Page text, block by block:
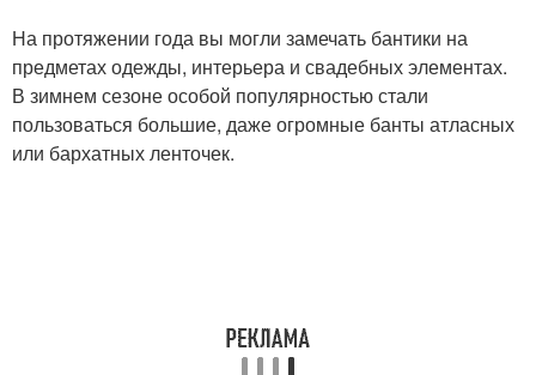
На протяжении года вы могли замечать бантики на
предметах одежды, интерьера и свадебных элементах.
В зимнем сезоне особой популярностью стали
пользоваться большие, даже огромные банты атласных
или бархатных ленточек.